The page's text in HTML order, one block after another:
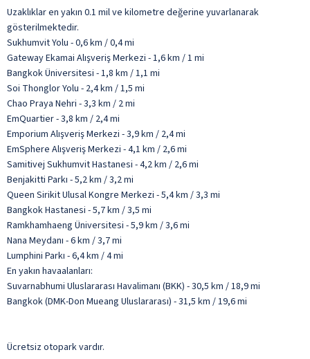
Uzaklıklar en yakın 0.1 mil ve kilometre değerine yuvarlanarak
gösterilmektedir.
Sukhumvit Yolu - 0,6 km / 0,4 mi
Gateway Ekamai Alışveriş Merkezi - 1,6 km / 1 mi
Bangkok Üniversitesi - 1,8 km / 1,1 mi
Soi Thonglor Yolu - 2,4 km / 1,5 mi
Chao Praya Nehri - 3,3 km / 2 mi
EmQuartier - 3,8 km / 2,4 mi
Emporium Alışveriş Merkezi - 3,9 km / 2,4 mi
EmSphere Alışveriş Merkezi - 4,1 km / 2,6 mi
Samitivej Sukhumvit Hastanesi - 4,2 km / 2,6 mi
Benjakitti Parkı - 5,2 km / 3,2 mi
Queen Sirikit Ulusal Kongre Merkezi - 5,4 km / 3,3 mi
Bangkok Hastanesi - 5,7 km / 3,5 mi
Ramkhamhaeng Üniversitesi - 5,9 km / 3,6 mi
Nana Meydanı - 6 km / 3,7 mi
Lumphini Parkı - 6,4 km / 4 mi
En yakın havaalanları:
Suvarnabhumi Uluslararası Havalimanı (BKK) - 30,5 km / 18,9 mi
Bangkok (DMK-Don Mueang Uluslararası) - 31,5 km / 19,6 mi
Ücretsiz otopark vardır.